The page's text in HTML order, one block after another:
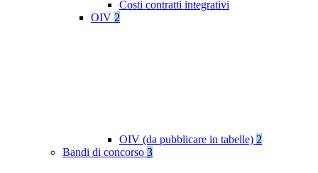
Costi contratti integrativi
OIV 2
OIV (da pubblicare in tabelle) 2
Bandi di concorso 3